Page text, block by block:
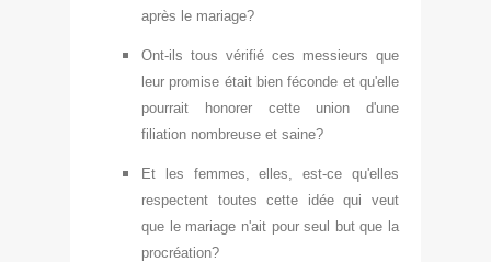
après le mariage?
Ont-ils tous vérifié ces messieurs que
leur promise était bien féconde et qu'elle
pourrait honorer cette union d'une
filiation nombreuse et saine?
Et les femmes , elles, est-ce qu'elles
respectent toutes cette idée qui veut
que le mariage n'ait pour seul but que la
procréation?